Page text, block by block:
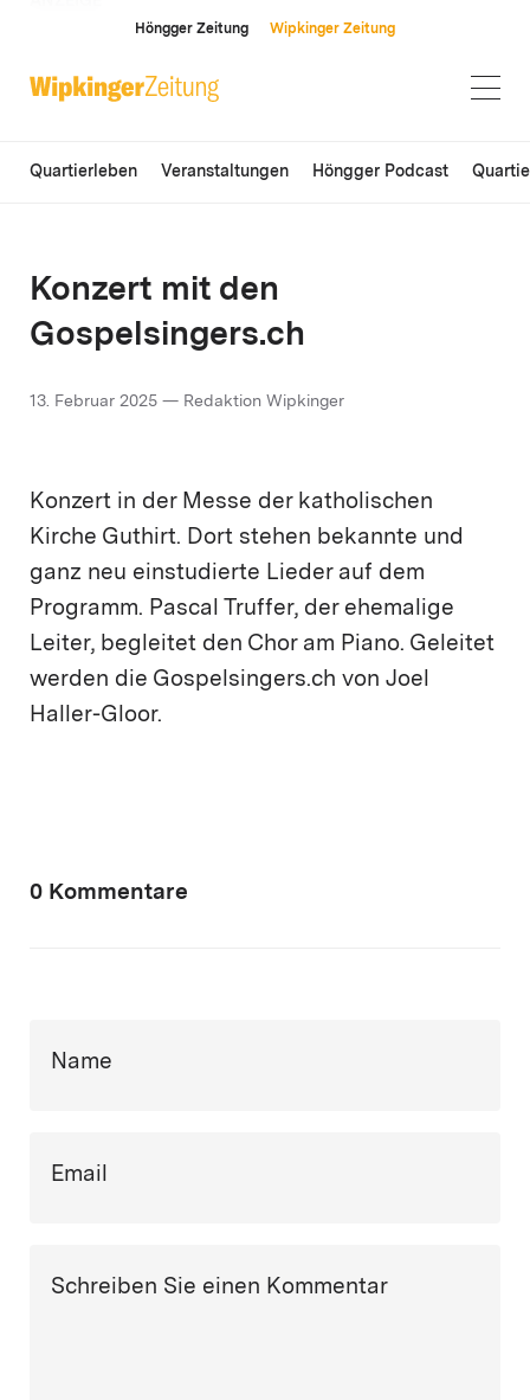
Höngger Zeitung Wipkinger Zeitung
Quartierleben Veranstaltungen Höngger Podcast
Konzert mit den
Gospelsingers.ch
13. Februar 2025 — Redaktion Wipkinger
Konzert in der Messe der katholischen
Kirche Guthirt. Dort stehen bekannte und
ganz neu einstudierte Lieder auf dem
Programm. Pascal Truffer, der ehemalige
Leiter, begleitet den Chor am Piano. Geleitet
werden die Gospelsingers.ch von Joel
Haller-Gloor.
0 Kommentare
Name
Email
Schreiben Sie einen Kommentar